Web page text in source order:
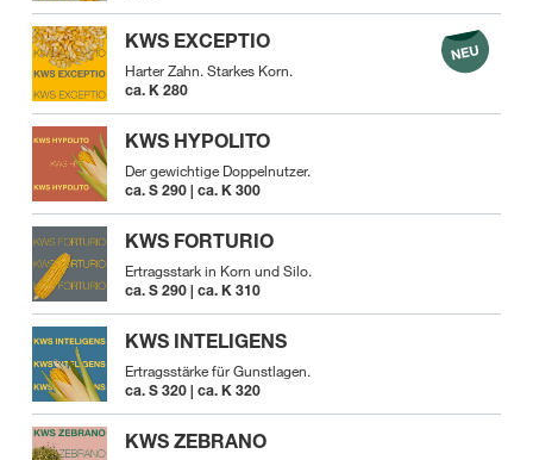
KWS EXCEPTIO
Harter Zahn. Starkes Korn.
ca. K 280
KWS HYPOLITO
Der gewichtige Doppelnutzer.
ca. S 290 | ca. K 300
KWS FORTURIO
Ertragsstark in Korn und Silo.
ca. S 290 | ca. K 310
KWS INTELIGENS
Ertragsstärke für Gunstlagen.
ca. S 320 | ca. K 320
KWS ZEBRANO